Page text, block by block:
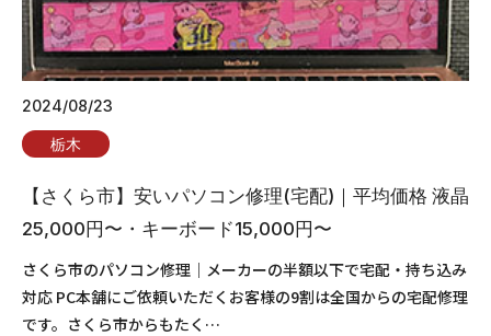
2024/08/23
栃木
【さくら市】安いパソコン修理(宅配)｜平均価格 液晶
25,000円〜・キーボード15,000円〜
さくら市のパソコン修理｜メーカーの半額以下で宅配・持ち込み
対応 PC本舗にご依頼いただくお客様の9割は全国からの宅配修理
です。さくら市からもたく…